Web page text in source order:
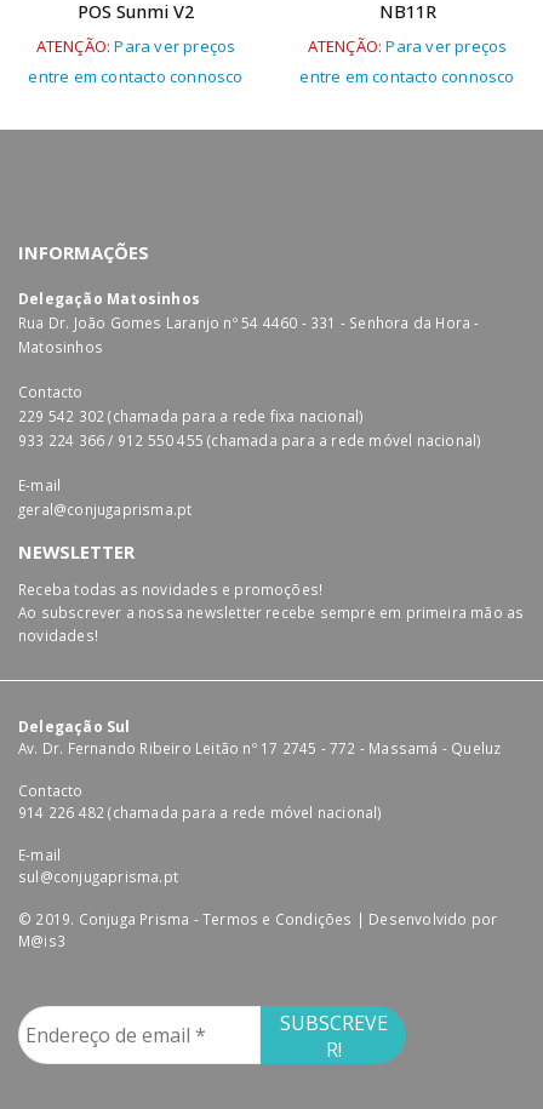
POS Sunmi V2
ATENÇÃO: Para ver preços
entre em contacto connosco
NB11R
ATENÇÃO: Para ver preços
entre em contacto connosco
INFORMAÇÕES
Delegação Matosinhos
Rua Dr. João Gomes Laranjo nº 54 4460 - 331 - Senhora da Hora -
Matosinhos
Contacto
229 542 302 (chamada para a rede fixa nacional)
933 224 366 / 912 550 455 (chamada para a rede móvel nacional)
E-mail
geral@conjugaprisma.pt
NEWSLETTER
Receba todas as novidades e promoções!
Ao subscrever a nossa newsletter recebe sempre em primeira mão as
novidades!
Delegação Sul
Av. Dr. Fernando Ribeiro Leitão nº 17 2745 - 772 - Massamá - Queluz
Contacto
914 226 482 (chamada para a rede móvel nacional)
E-mail
sul@conjugaprisma.pt
© 2019. Conjuga Prisma -Termos e Condições | Desenvolvido por
M@is3